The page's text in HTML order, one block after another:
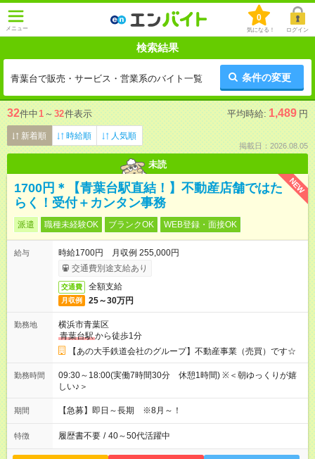
メニュー
0
気になる！ ログイン
検索結果
青葉台で販売・サービス・営業系のバイト一覧 条件の変更
32件中1 ～ 32件表示 平均時給: 1,489 円
新着順 時給順 人気順
掲載日：2026.08.05
未読
NEW
1700円＊【青葉台駅直結！】不動産店舗ではた
らく！受付＋カンタン事務
派遣 職種未経験OK ブランクOK WEB登録・面接OK
給与
時給1700円 月収例 255,000円
交通費別途支給あり
交通費 全額支給
月収例 25～30万円
勤務地
横浜市青葉区
青葉台駅から徒歩1分
【あの大手鉄道会社のグループ】不動産事業（売買）です☆
勤務時間
09:30～18:00(実働7時間30分 休憩1時間) ※＜朝ゆっくりが嬉
しい♪＞
期間 【急募】即日～長期 ※8月～！
特徴 履歴書不要 / 40～50代活躍中